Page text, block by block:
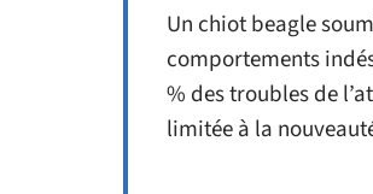
Un chiot beagle
comportements
% des troubles de
limitée à la